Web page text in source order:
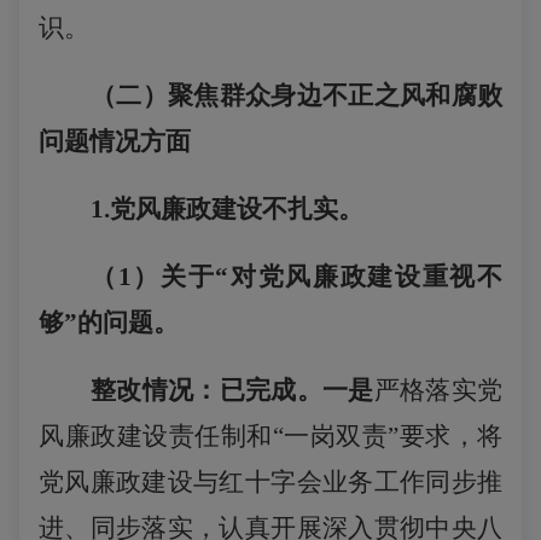
识。
（二）聚焦群众身边不正之风和腐败
问题情况方面
1.党风廉政建设不扎实。
（ 1 ）关于“对党风廉政建设重视不
够”的问题。
整改情况：已完成。一是严格落实党
风廉政建设责任制和“一岗双责”要求，将
党风廉政建设与红十字会业务工作同步推
进、同步落实，认真开展深入贯彻中央八